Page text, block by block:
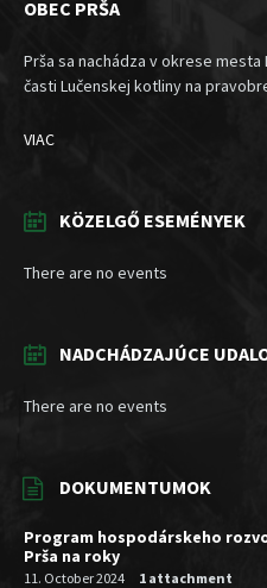
OBEC PRŠA
Prša sa nachádza v okrese
časti Lučenskej kotliny na
VIAC
KÖZELGŐ ESEMÉNYEK
There are no events
NADCHÁDZAJÚCE
There are no events
DOKUMENTUMOK
Program hospodárskeho
Prša na roky
11. October 2024 1 attachment